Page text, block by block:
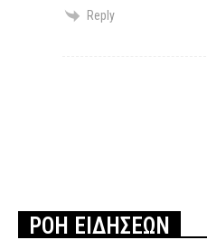
Reply
ΡΟΗ ΕΙΔΗΣΕΩΝ